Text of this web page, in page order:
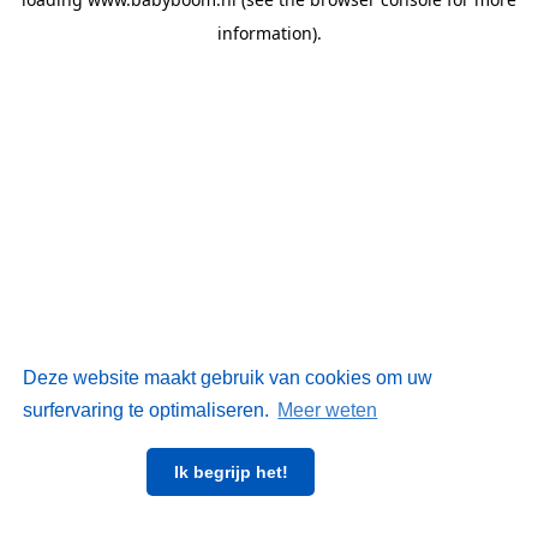
Deze website maakt gebruik van cookies om uw
surfervaring te optimaliseren. Meer weten
Ik begrijp het!
information).